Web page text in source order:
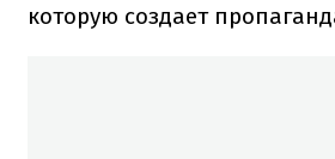
которую создает